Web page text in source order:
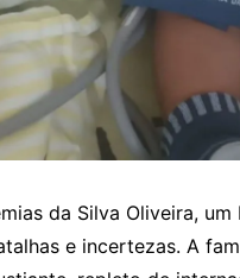
da Silva Oliveira,
e incertezas. A